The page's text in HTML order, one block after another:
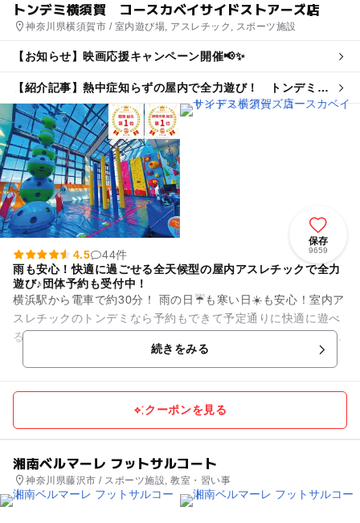
トンデミ横須賀 コースカベイサイドストアーズ店
神奈川県横須賀市 / 室内遊び場, アスレチック, スポーツ施設
【お知らせ】映画応援キャンペーン開催📢✨
【紹介記事】熱中症知らずの屋内で全力遊び！ トンデミの
保存
9659
4.5
44件
雨も安心！快適に過ごせる全天候型の屋内アスレチックで全力
遊び♪団体予約も受付中！
横浜駅から電車で約30分！ 雨の日☔も寒い日☀️も安心！室内ア
スレチックのトンデミなら予約もできて予定通りに快適に遊べ
る✨ 大人も子供もみんなが楽しめる世界中から集めた最新アク
続きをみる
クーポンを見る
湘南ベルマーレ フットサルコート
神奈川県藤沢市 / スポーツ施設, 教室・習い事